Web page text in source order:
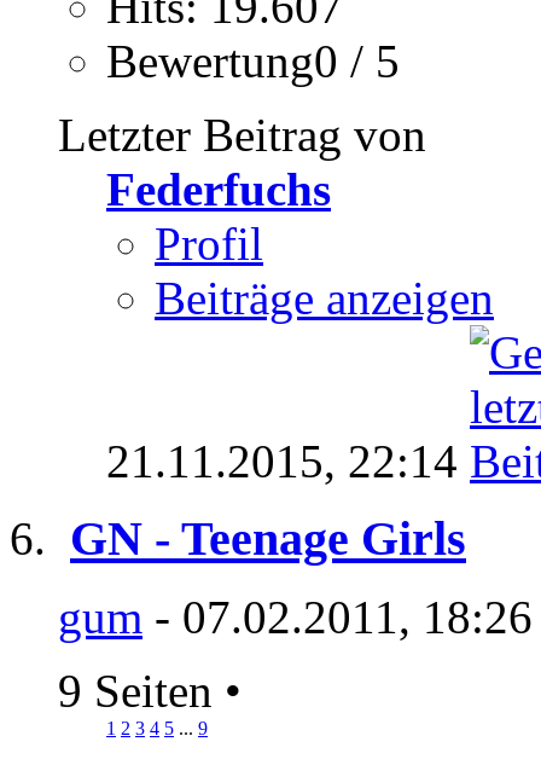
Bewertung0 / 5
Letzter Beitrag von
Federfuchs
Profil
Beiträge anzeigen
21.11.2015, 22:14
GN - Teenage Girls
gum - 07.02.2011,
9 Seiten •
1 2 3 4 5 ... 9